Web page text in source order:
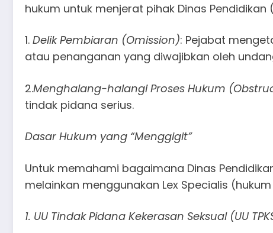
hukum untuk menjerat pihak Dinas
1.​ Delik Pembiaran (Omission): Pejabat
atau penanganan yang diwajibkan oleh
2.​Menghalang-halangi Proses Hukum
tindak pidana serius.
​Dasar Hukum yang “Menggigit”
​Untuk memahami bagaimana Dinas
melainkan menggunakan Lex Specialis
​1. UU Tindak Pidana Kekerasan Seksual (UU